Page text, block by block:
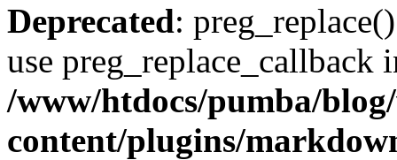
Deprecated:
use preg_replace_callback
/www/htdocs/pumba/
content/plugins/